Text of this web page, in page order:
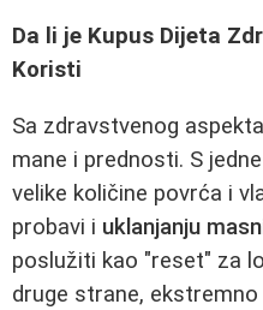
Da li je Kupus Dijeta
Koristi
Sa zdravstvenog
mane i prednosti. S
velike količine povrća i
probavi i uklanjanju
poslužiti kao "reset" za
druge strane,